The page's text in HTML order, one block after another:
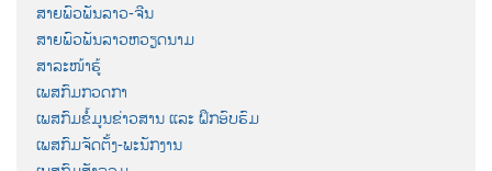
ສາຍພົວພັນລາວ-ຈີນ
ສາຍພົວພັນລາວຫວຽດນາມ
ສາລະໜ້າຮູ້
ເພສກົມກວດກາ
ເພສກົມຂໍ້ມູນຂ່າວສານ ແລະ ຝຶກອົບຮົມ
ເພສກົມຈັດຕັ້ງ-ພະນັກງານ